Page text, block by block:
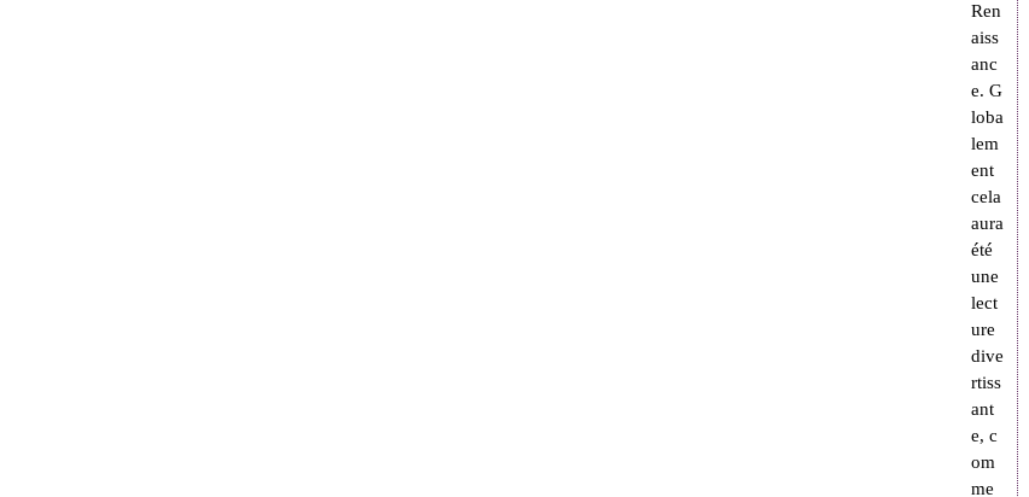
Ren
aiss
anc
e. G
loba
lem
ent
cela
aura
été
une
lect
ure
dive
rtiss
ant
e, c
om
me